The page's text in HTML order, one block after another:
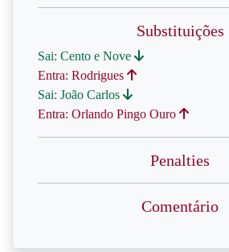
Substituições
Sai: Cento e Nove
Entra: Rodrigues
Sai: João Carlos
Entra: Orlando Pingo Ouro
Penalties
Comentário